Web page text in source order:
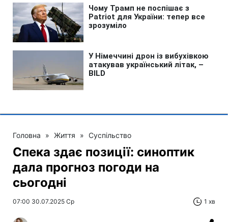
Головна » Життя » Суспільство
Спека здає позиції: синоптик
дала прогноз погоди на
сьогодні
07:00 30.07.2025 Ср 1 хв